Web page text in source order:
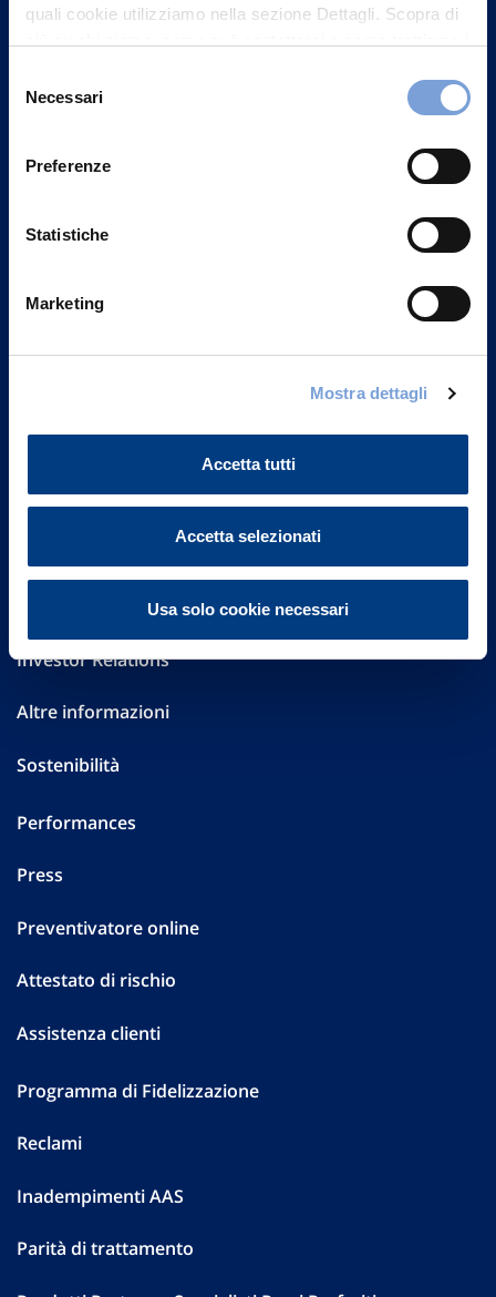
quali cookie utilizziamo nella sezione Dettagli. Scopra di
può trovare nel footer del sito nella sezione "Informativa
delNecessari
Preferenze
Statistiche
Marketing
Mostra dettagli
Accetta tutti
Accetta selezionati
Usa solo cookie necessari
un nostro Agente.
Part. IVA 01329510158
Investor Relations
Altre informazioni
Sostenibilità
Performances
Press
Preventivatore online
Attestato di rischio
Assistenza clienti
Programma di Fidelizzazione
Reclami
Inadempimenti AAS
Parità di trattamento